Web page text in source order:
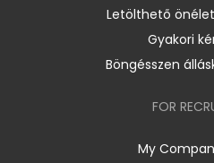
Letölthető
Gyakori
Böngésszen
FOR
My